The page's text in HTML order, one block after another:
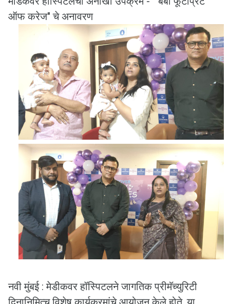
ऑफ करेज" चे अनावरण
नवी मुंबई : मेडीकवर हॉस्पिटलने जागतिक प्रीमॅच्युरिटी